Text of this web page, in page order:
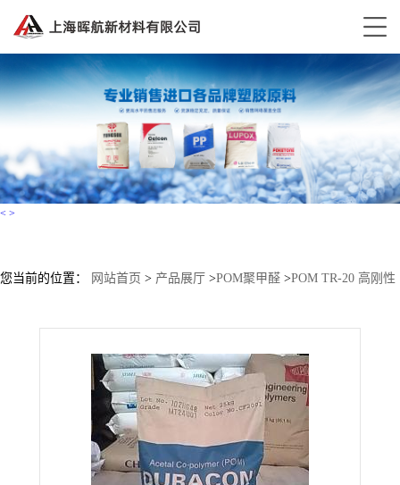
< >
您当前的位置： 网站首页 > 产品展厅 >POM聚甲醛 >POM TR-20 高刚性